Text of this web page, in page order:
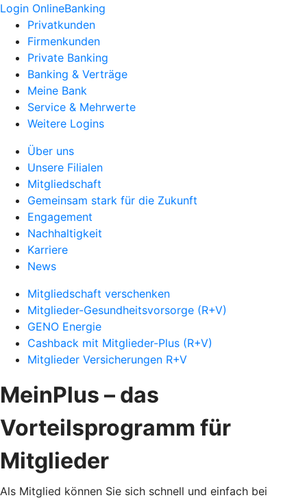
Login OnlineBanking
Privatkunden
Firmenkunden
Private Banking
Banking & Verträge
Meine Bank
Service & Mehrwerte
Weitere Logins
Über uns
Unsere Filialen
Mitgliedschaft
Gemeinsam stark für die Zukunft
Engagement
Nachhaltigkeit
Karriere
News
Mitgliedschaft verschenken
Mitglieder-Gesundheitsvorsorge (R+V)
GENO Energie
Cashback mit Mitglieder-Plus (R+V)
Mitglieder Versicherungen R+V
MeinPlus – das
Vorteilsprogramm für
Mitglieder
Als Mitglied können Sie sich schnell und einfach bei